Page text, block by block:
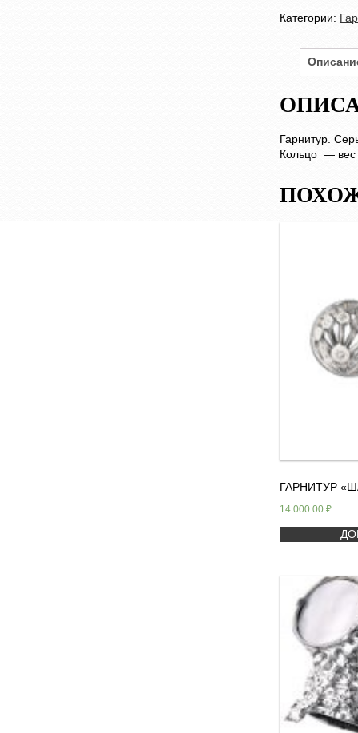
Категории:
Гарнитур.
Кольцо — вес
ГАРНИТУР
14 000.00 ₽